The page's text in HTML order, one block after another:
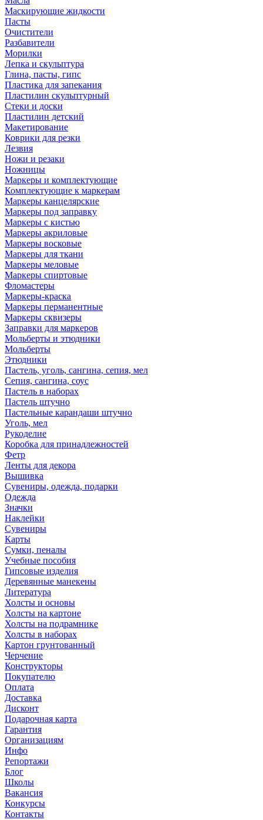
Маскирующие жидкости
Пасты
Очистители
Разбавители
Морилки
Лепка и скульптура
Глина, пасты, гипс
Пластика для запекания
Пластилин скульптурный
Стеки и доски
Пластилин детский
Макетирование
Коврики для резки
Лезвия
Ножи и резаки
Ножницы
Маркеры и комплектующие
Комплектующие к маркерам
Маркеры канцелярские
Маркеры под заправку
Маркеры с кистью
Маркеры акриловые
Маркеры восковые
Маркеры для ткани
Маркеры меловые
Маркеры спиртовые
Фломастеры
Маркеры-краска
Маркеры перманентные
Маркеры сквизеры
Заправки для маркеров
Мольберты и этюдники
Мольберты
Этюдники
Пастель, уголь, сангина, сепия, мел
Сепия, сангина, соус
Пастель в наборах
Пастель штучно
Пастельные карандаши штучно
Уголь, мел
Рукоделие
Коробка для принадлежностей
Фетр
Ленты для декора
Вышивка
Сувениры, одежда, подарки
Одежда
Значки
Наклейки
Сувениры
Карты
Сумки, пеналы
Учебные пособия
Гипсовые изделия
Деревянные манекены
Литература
Холсты и основы
Холсты на картоне
Холсты на подрамнике
Холсты в наборах
Картон грунтованный
Черчение
Конструкторы
Покупателю
Оплата
Доставка
Дисконт
Подарочная карта
Гарантия
Организациям
Инфо
Репортажи
Блог
Школы
Вакансия
Конкурсы
Контакты